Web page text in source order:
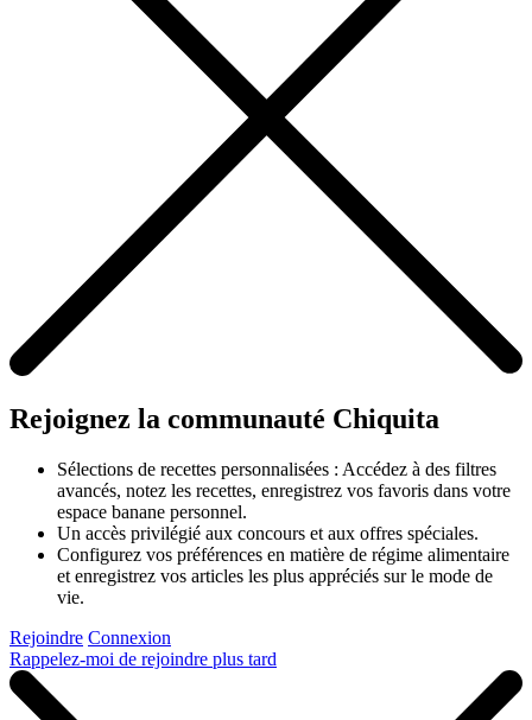
Rejoignez la communauté Chiquita
Sélections de recettes personnalisées : Accédez à des filtres
avancés, notez les recettes, enregistrez vos favoris dans votre
espace banane personnel.
Un accès privilégié aux concours et aux offres spéciales.
Configurez vos préférences en matière de régime alimentaire
et enregistrez vos articles les plus appréciés sur le mode de
vie.
Rejoindre Connexion
Rappelez-moi de rejoindre plus tard